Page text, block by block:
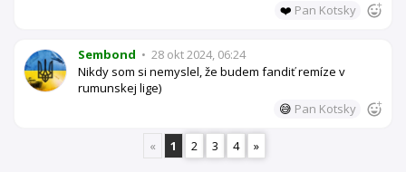
❤️ Pan Kotsky
Sembond • 28 okt 2024, 06:24
Nikdy som si nemyslel, že budem fandiť remíze v
rumunskej lige)
😅 Pan Kotsky
« 1 2 3 4 »